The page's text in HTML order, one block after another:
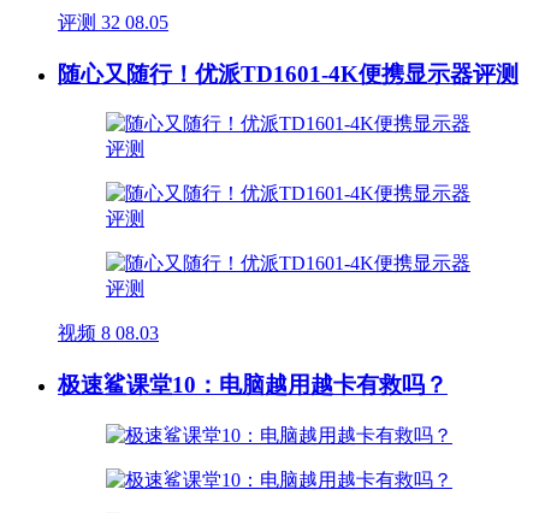
评测 32 08.05
随心又随行！优派TD1601-4K便携显示器评测
视频 8 08.03
极速鲨课堂10：电脑越用越卡有救吗？